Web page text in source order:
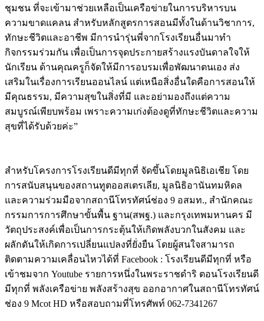
ชุมชน ที่จะเข้ามาช่วยเหลือเป็นเครือข่ายในการบริหารบน
ความขาดแคลน สำหรับหลักสูตรการสอนมีทั้งในด้านวิชาการ,
ทักษะชีวิตและอาชีพ มีการนำรุ่นพี่จากโรงเรียนอื่นมาทำ
กิจกรรมร่วมกัน เพื่อเป็นการจุดประกายสร้างแรงบันดาลใจให้
นักเรียน ด้านคุณครูก็จัดให้มีการอบรมเพื่อพัฒนาตนเอง ส่ง
เสริมในเรื่องการเรียนออนไลน์ แต่เหนือสิ่งอื่นใดคือการสอนให้
มีคุณธรรม, มีความสุขในสิ่งที่มี และอย่ามองถึงแต่ความ
สมบูรณ์เพียบพร้อม เพราะความเก่งต้องดูที่ทักษะชีวิตและความ
สุขที่ได้รับด้วยค่ะ”
สำหรับโครงการโรงเรียนดีมีทุกที่ จัดขึ้นโดยมูลนิธิเอเชีย โดย
การสนับสนุนของสถานทูตออสเตรเลีย, มูลนิธิอานันทมหิดล
และความร่วมมือจากสถานีโทรทัศน์ช่อง 9 อสมท., สำนักคณะ
กรรมการการศึกษาขั้นพื้น ฐาน(สพฐ.) และกรุงเทพมหานคร มี
วัตถุประสงค์เพื่อเป็นการกระตุ้นให้เกิดพลังบวกในสังคม และ
ผลักดันให้เกิดการเปลี่ยนแปลงที่ยั่งยืน โดยผู้สนใจสามารถ
ติดตามความเคลื่อนไหวได้ที่ Facebook : โรงเรียนดีมีทุกที่ หรือ
เข้าชมจาก Youtube รายการหนึ่งในพระราชดำริ ตอนโรงเรียนดี
มีทุกที่ พลังเครือข่าย พลังสร้างสุข ออกอากาศในสถานีโทรทัศน์
ช่อง 9 Mcot HD หรือสอบถามที่โทรศัพท์ 062-7341267